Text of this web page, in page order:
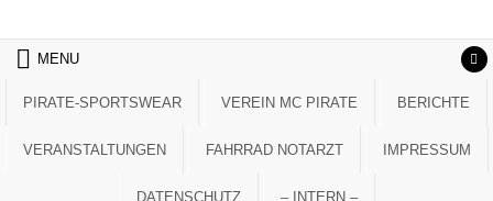
MENU
PIRATE-SPORTSWEAR VEREIN MC PIRATE BERICHTE
VERANSTALTUNGEN FAHRRAD NOTARZT IMPRESSUM
DATENSCHUTZ – INTERN –